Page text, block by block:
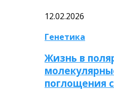
12.02.2026
Генетика
Жизнь в
поглощения